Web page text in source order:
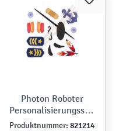
Photon Roboter
Personalisierungsstic
ker, Held
Produktnummer: 821214